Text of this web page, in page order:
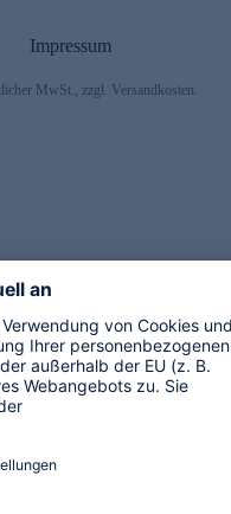
Impressum
MwSt., zzgl. Versandkosten.